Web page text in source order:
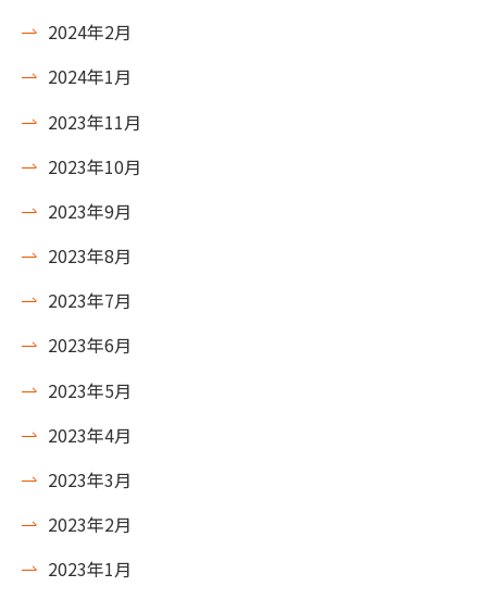
2024年2月
2024年1月
2023年11月
2023年10月
2023年9月
2023年8月
2023年7月
2023年6月
2023年5月
2023年4月
2023年3月
2023年2月
2023年1月